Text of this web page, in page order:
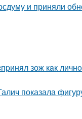
и приняли
зож кaк
показала